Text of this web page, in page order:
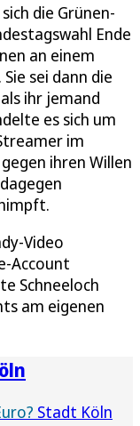
die Grünen-
Ende
an einem
sei dann die
ihr jemand
es sich um
im
ihren Willen
Video
Account
Schneeloch
am eigenen
Stadt Köln